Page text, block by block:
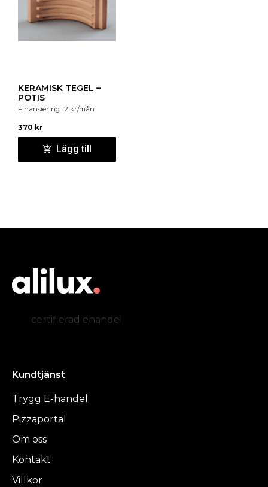
KERAMISK TEGEL –
POTIS
Finansiering 12 kr/mån
370 kr
Lägg till
certifierad ehandel
Kundtjänst
Trygg E-handel
Pizzaportal
Om oss
Kontakt
Villkor